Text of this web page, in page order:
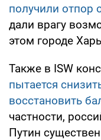
получили отпор
дали врагу
этом городе
Также в ISW
пытается
восстановить
частности,
Путин